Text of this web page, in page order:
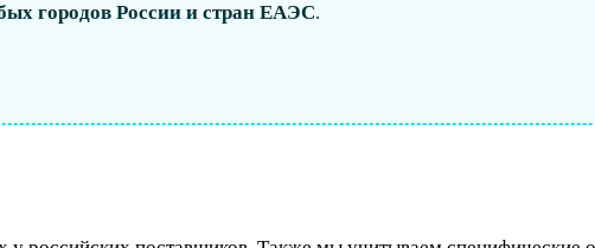
городов России и стран ЕАЭС.